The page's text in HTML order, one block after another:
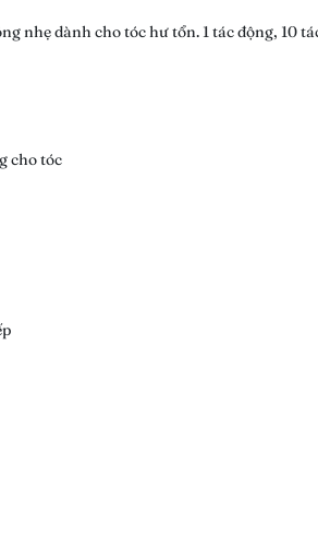
nhẹ dành cho tóc hư tổn. 1 tác động, 10
cho tóc